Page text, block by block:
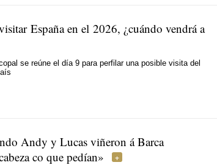
España en el 2026, ¿cuándo vendrá a
se reúne el día 9 para perfilar una posible visita del
Andy y Lucas viñeron á Barca
co que pedían»